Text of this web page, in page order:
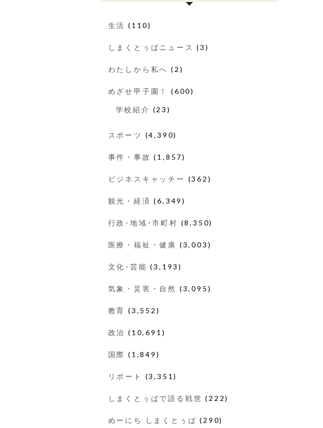
生活 (110)
しまくとぅばニュース (3)
わたしから私へ (2)
めざせ甲子園！ (600)
学校紹介 (23)
スポーツ (4,390)
事件・事故 (1,857)
ビジネスキャッチー (362)
観光・経済 (6,349)
行政･地域･市町村 (8,350)
医療・福祉・健康 (3,003)
文化･芸能 (3,193)
気象・災害・自然 (3,095)
教育 (3,552)
政治 (10,691)
国際 (1,849)
リポート (3,351)
しまくとぅばで語る戦世 (222)
めーにち しまくとぅば (290)